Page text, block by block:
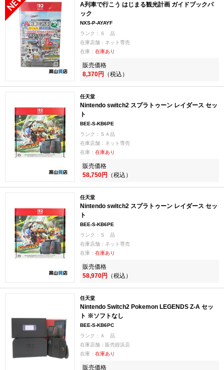
A列車で行こう はじまる観光計画 ガイドブックパ
ック
NXS-P-AYAYF
ランク：Ｓ 品
在庫店舗：ネット専売
在庫： 在庫あり
販売価格
8,370円 （税込）
任天堂
Nintendo switch2 スプラトゥーン レイダース セッ
ト
BEE-S-KB6PE
ランク：ＳＡ品
在庫店舗：ネット専売
在庫： 在庫あり
販売価格
58,750円 （税込）
任天堂
Nintendo switch2 スプラトゥーン レイダース セッ
ト
BEE-S-KB6PE
ランク：Ｓ 品
在庫店舗：ネット専売
在庫： 在庫あり
販売価格
58,970円 （税込）
任天堂
Nintendo Switch2 Pokemon LEGENDS Z-A セッ
ト ※ソフトなし
BEE-S-KB6PC
ランク：Ａ 品
在庫店舗：販売姪浜店
在庫： 在庫あり
販売価格